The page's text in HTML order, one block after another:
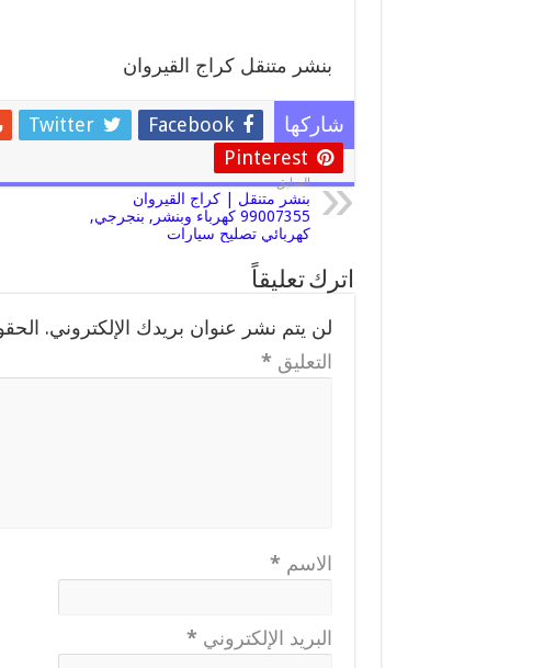
بنشر متنقل كراج القيروان
شاركها Facebook
Twitter
Pinterest
السابق
بنشر متنقل | كراج القيروان
99007355 كهرباء وبنشر, بنجرجي,
كهربائي تصليح سيارات
اترك تعليقاً
لن يتم نشر عنوان بريدك الإلكتروني.
التعليق *
الاسم *
البريد الإلكتروني *